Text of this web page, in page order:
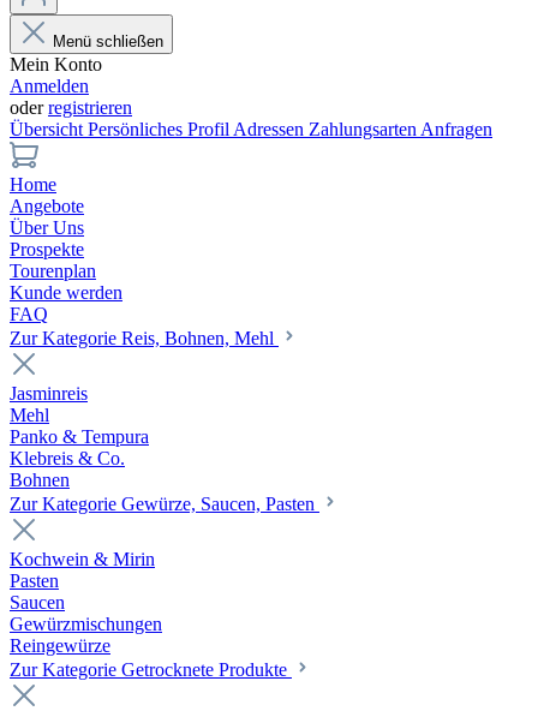
Menü schließen
Mein Konto
Anmelden
oderregistrieren
Übersicht Persönliches Profil Adressen Zahlungsarten Anfragen
Home
Angebote
Über Uns
Prospekte
Tourenplan
Kunde werden
FAQ
Zur Kategorie Reis, Bohnen, Mehl
Jasminreis
Mehl
Panko & Tempura
Klebreis & Co.
Bohnen
Zur Kategorie Gewürze, Saucen, Pasten
Kochwein & Mirin
Pasten
Saucen
Gewürzmischungen
Reingewürze
Zur Kategorie Getrocknete Produkte